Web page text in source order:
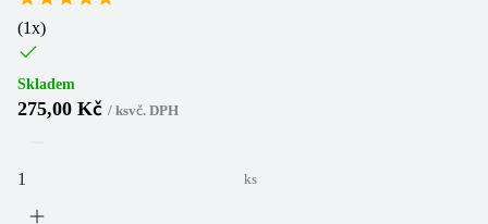
(1x)
Skladem
275,00 Kč / ksvč. DPH
ks